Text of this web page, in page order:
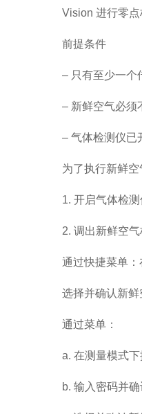
Vision 进行零
前提条件
– 只有至少一个
– 新鲜空气必须
– 气体检测仪
为了执行新鲜
1. 开启气体检测
2. 调出新鲜空
通过快捷菜单
选择并确认新鲜
通过菜单：
a. 在测量模式下
b. 输入密码并确